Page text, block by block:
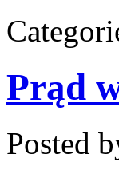
Prąd
Posted